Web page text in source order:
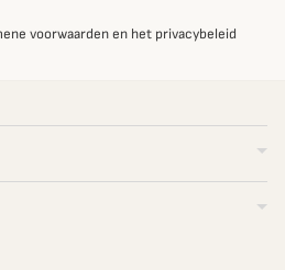
voorwaarden en het privacybeleid